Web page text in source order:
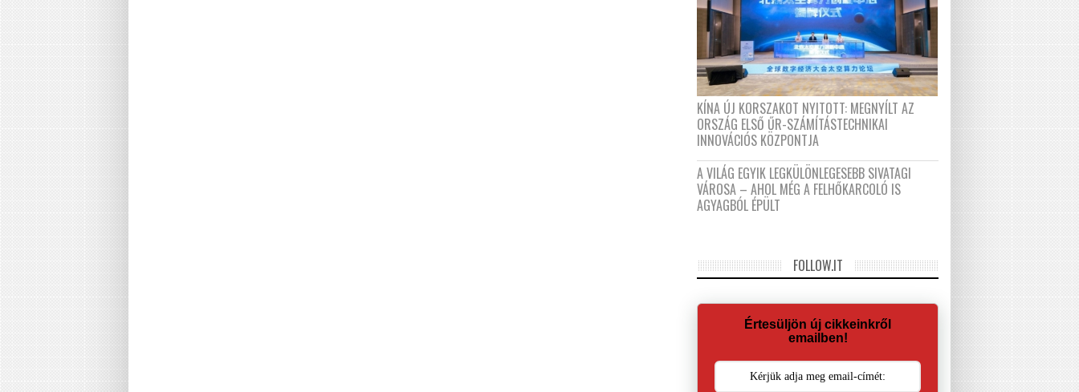
KÍNA ÚJ KORSZAKOT NYITOTT: MEGNYÍLT AZ
ORSZÁG ELSŐ ŰR-SZÁMÍTÁSTECHNIKAI
INNOVÁCIÓS KÖZPONTJA
A VILÁG EGYIK LEGKÜLÖNLEGESEBB SIVATAGI
VÁROSA – AHOL MÉG A FELHŐKARCOLÓ IS
AGYAGBÓL ÉPÜLT
FOLLOW.IT
Értesüljön új cikkeinkről
emailben!